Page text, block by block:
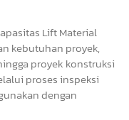
Lift Material
kebutuhan proyek,
proyek konstruksi
proses inspeksi
dengan